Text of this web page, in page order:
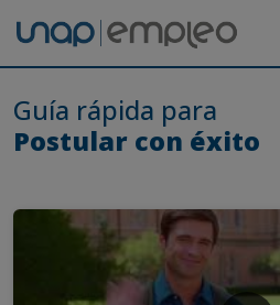
Tutoriales
Guía rápida para
Postular con éxito